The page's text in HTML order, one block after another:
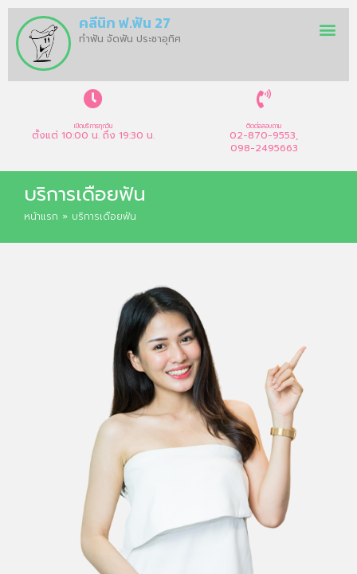
คลีนิก ฟ.ฟัน 27
ทำฟัน จัดฟัน ประชาอุทิศ
เปิดบริการทุกวัน
ตั้งแต่ 10:00 น. ถึง 19:30 น.
ติดต่อสอบถาม
02-870-9553,
098-2495663
บริการเดือยฟัน
หน้าแรก » บริการเดือยฟัน